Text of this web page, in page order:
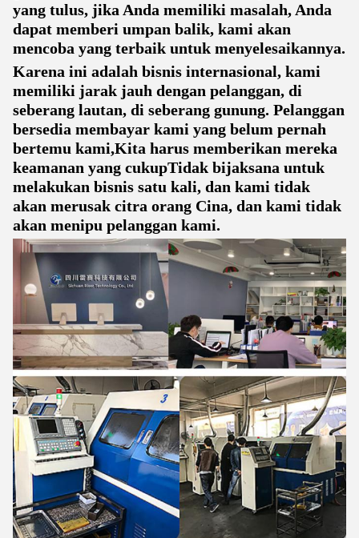
yang tulus, jika Anda memiliki masalah, Anda
dapat memberi umpan balik, kami akan
mencoba yang terbaik untuk menyelesaikannya.
Karena ini adalah bisnis internasional, kami
memiliki jarak jauh dengan pelanggan, di
seberang lautan, di seberang gunung. Pelanggan
bersedia membayar kami yang belum pernah
bertemu kami,Kita harus memberikan mereka
keamanan yang cukupTidak bijaksana untuk
melakukan bisnis satu kali, dan kami tidak
akan merusak citra orang Cina, dan kami tidak
akan menipu pelanggan kami.